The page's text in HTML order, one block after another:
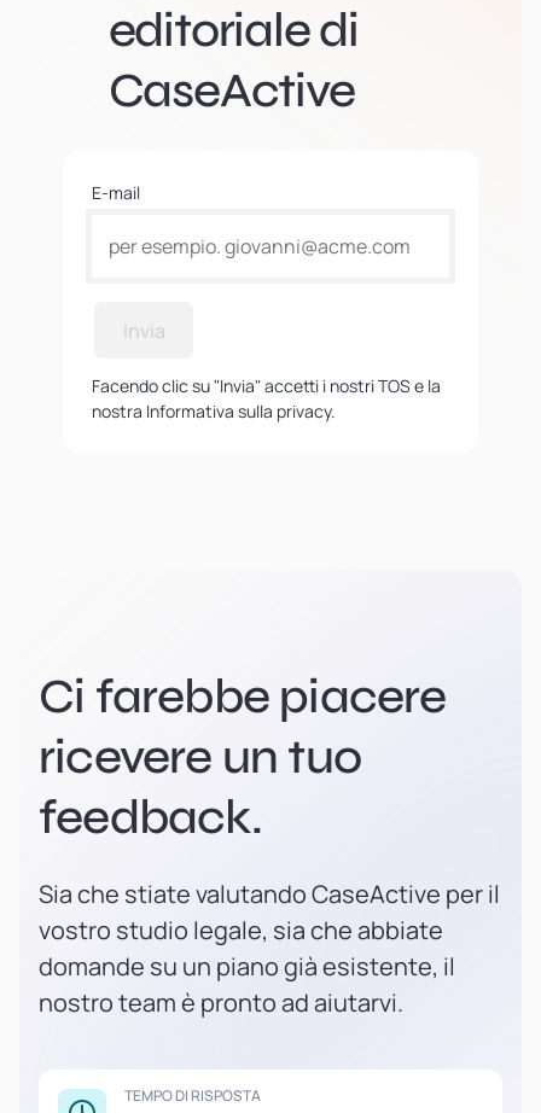
editoriale di
CaseActive
E-mail
Invia
Facendo clic su "Invia" accetti i nostri TOS e la
nostra Informativa sulla privacy.
Ci farebbe piacere
ricevere un tuo
feedback.
Sia che stiate valutando CaseActive per il
vostro studio legale, sia che abbiate
domande su un piano già esistente, il
nostro team è pronto ad aiutarvi.
TEMPO DI RISPOSTA